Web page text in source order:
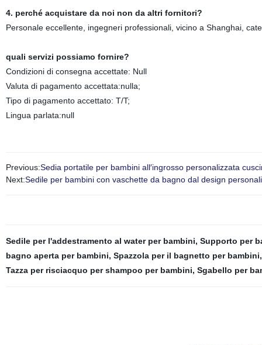
4. perché acquistare da noi non da altri fornitori?
Personale eccellente, ingegneri professionali, vicino a Shanghai,
quali servizi possiamo fornire?
Condizioni di consegna accettate: Null
Valuta di pagamento accettata:nulla;
Tipo di pagamento accettato: T/T;
Lingua parlata:null
Previous:Sedia portatile per bambini all′ingrosso personalizzata
Next:Sedile per bambini con vaschette da bagno dal design
Sedile per l'addestramento al water per bambini, Supporto per
bagno aperta per bambini, Spazzola per il bagnetto per bambini
Tazza per risciacquo per shampoo per bambini, Sgabello per